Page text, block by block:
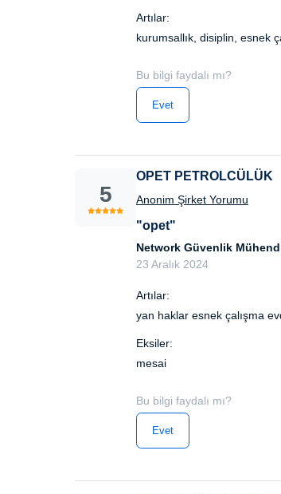
Artılar:
kurumsallık, disiplin, esnek
Bu bilgi faydalı mı?
Evet
5
OPET PETROLCÜLÜK
Anonim Şirket Yorumu
"opet"
Network Güvenlik
23 Aralık 2024
Artılar:
yan haklar esnek çalışma
Eksiler:
mesai
Bu bilgi faydalı mı?
Evet